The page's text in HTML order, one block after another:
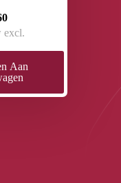
excl.
Aan